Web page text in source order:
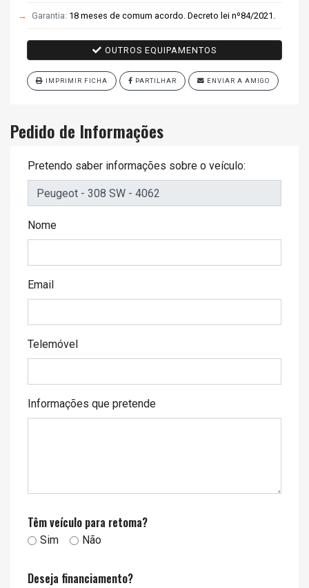
Garantia: 18 meses de comum acordo. Decreto lei nº84/2021.
OUTROS EQUIPAMENTOS
IMPRIMIR FICHA PARTILHAR ENVIAR A AMIGO
Pedido de Informações
Pretendo saber informações sobre o veículo:
Nome
Email
Telemóvel
Informações que pretende
Têm veículo para retoma?
Sim Não
Deseja financiamento?